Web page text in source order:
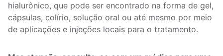
hialurônico, que pode ser encontrado na forma de gel,
cápsulas, colírio, solução oral ou até mesmo por meio
de aplicações e injeções locais para o tratamento.